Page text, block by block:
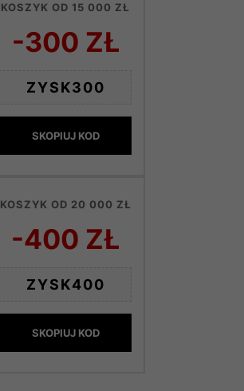
KOSZYK OD 15 000 ZŁ
-300 ZŁ
ZYSK300
SKOPIUJ KOD
KOSZYK OD 20 000 ZŁ
-400 ZŁ
ZYSK400
SKOPIUJ KOD